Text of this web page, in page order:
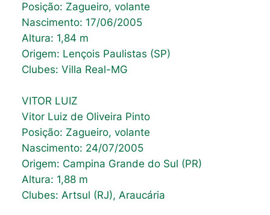
Posição: Zagueiro, volante
Nascimento: 17/06/2005
Altura: 1,84 m
Origem: Lençois Paulistas (SP)
Clubes: Villa Real-MG
VITOR LUIZ
Vitor Luiz de Oliveira Pinto
Posição: Zagueiro, volante
Nascimento: 24/07/2005
Origem: Campina Grande do Sul (PR)
Altura: 1,88 m
Clubes: Artsul (RJ), Araucária